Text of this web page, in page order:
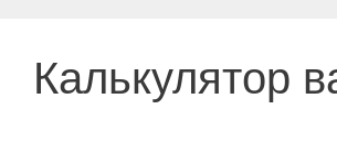
Калькулятор